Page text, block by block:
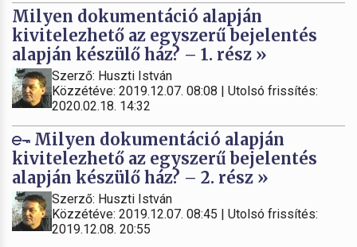
Milyen dokumentáció alapján
kivitelezhető az egyszerű bejelentés
alapján készülő ház? – 1. rész »
Szerző: Huszti István
Közzétéve: 2019.12.07. 08:08 | Utolsó frissítés:
2020.02.18. 14:32
Milyen dokumentáció alapján
kivitelezhető az egyszerű bejelentés
alapján készülő ház? – 2. rész »
Szerző: Huszti István
Közzétéve: 2019.12.07. 08:45 | Utolsó frissítés:
2019.12.08. 20:55